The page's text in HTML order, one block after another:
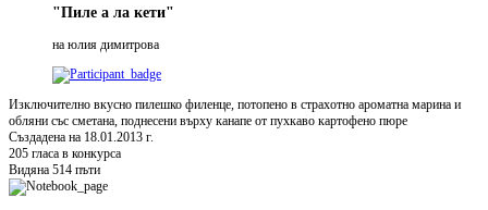
"Пиле а ла кети"
на юлия димитрова
Изключително вкусно пилешко филенце, потопено в страхотно ароматна марина и
обляни със сметана, поднесени върху канапе от пухкаво картофено пюре
Създадена на 18.01.2013 г.
205 гласа в конкурса
Видяна 514 пъти